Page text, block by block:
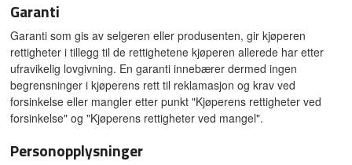
Garanti
Garanti som gis av selgeren eller produsenten, gir kjøperen
rettigheter i tillegg til de rettighetene kjøperen allerede har etter
ufravikelig lovgivning. En garanti innebærer dermed ingen
begrensninger i kjøperens rett til reklamasjon og krav ved
forsinkelse eller mangler etter punkt "Kjøperens rettigheter ved
forsinkelse" og "Kjøperens rettigheter ved mangel".
Personopplysninger